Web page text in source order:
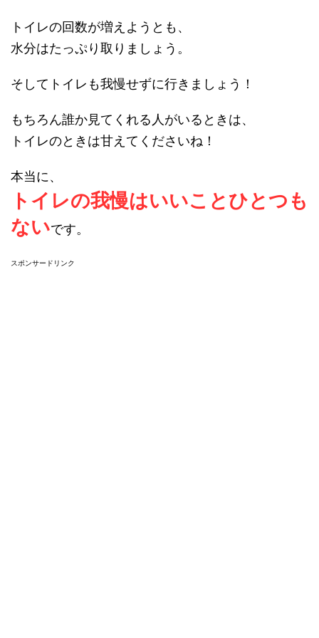
トイレの回数が増えようとも、
水分はたっぷり取りましょう。
そしてトイレも我慢せずに行きましょう！
もちろん誰か見てくれる人がいるときは、
トイレのときは甘えてくださいね！
本当に、
トイレの我慢はいいことひとつも
ないです。
スポンサードリンク